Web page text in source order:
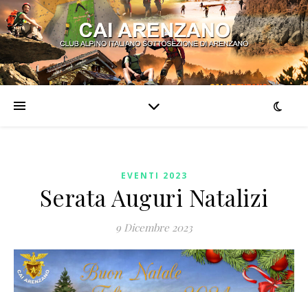
EVENTI 2023
Serata Auguri Natalizi
9 Dicembre 2023